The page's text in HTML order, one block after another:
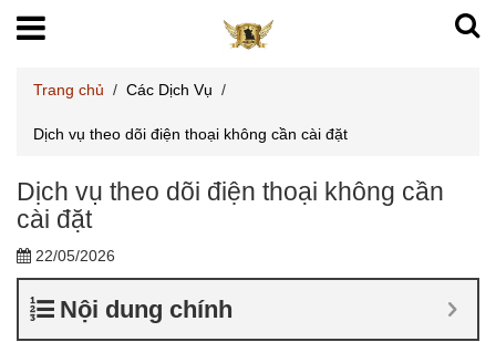
Trang chủ / Các Dịch Vụ /
Dịch vụ theo dõi điện thoại không cần cài đặt
Dịch vụ theo dõi điện thoại không cần
cài đặt
22/05/2026
Nội dung chính